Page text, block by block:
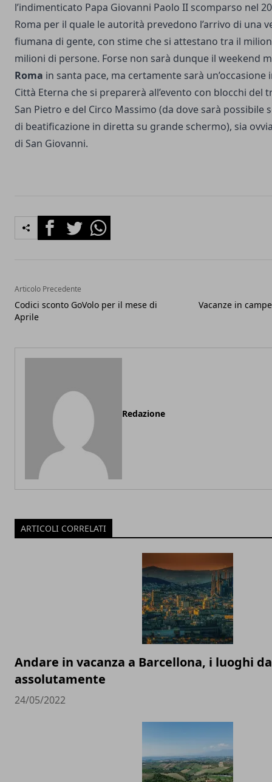
l’indimenticato Papa Giovanni Paolo II scomparso nel
Roma per il quale le autorità prevedono l’arrivo di una
fiumana di gente, con stime che si attestano tra il
milioni di persone. Forse non sarà dunque il weekend
Roma in santa pace, ma certamente sarà
Città Eterna che si preparerà all’evento con blocchi del
San Pietro e del Circo Massimo (da dove sarà possibile
di beatificazione in diretta su grande schermo), sia
di San Giovanni.
FacebookTwitterWhatsapp
Articolo Precedente
Codici sconto GoVolo per il mese di
Aprile
Vacanze in
Redazione
ARTICOLI CORRELATI
Andare in vacanza a Barcellona, i luoghi
assolutamente
24/05/2022